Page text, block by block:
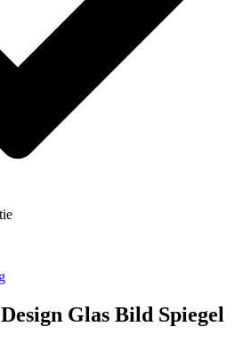
Glas Bild Spiegel